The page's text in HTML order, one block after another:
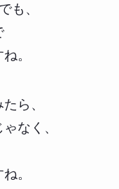
も、
。
ら、
なく、
。